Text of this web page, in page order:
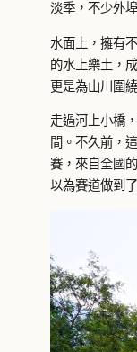
淡季，不少外
水面上，擁有
的水上樂土，
更是為山川圍
走過河上小橋
間。不久前，
賽，來自全國
以為賽道做到